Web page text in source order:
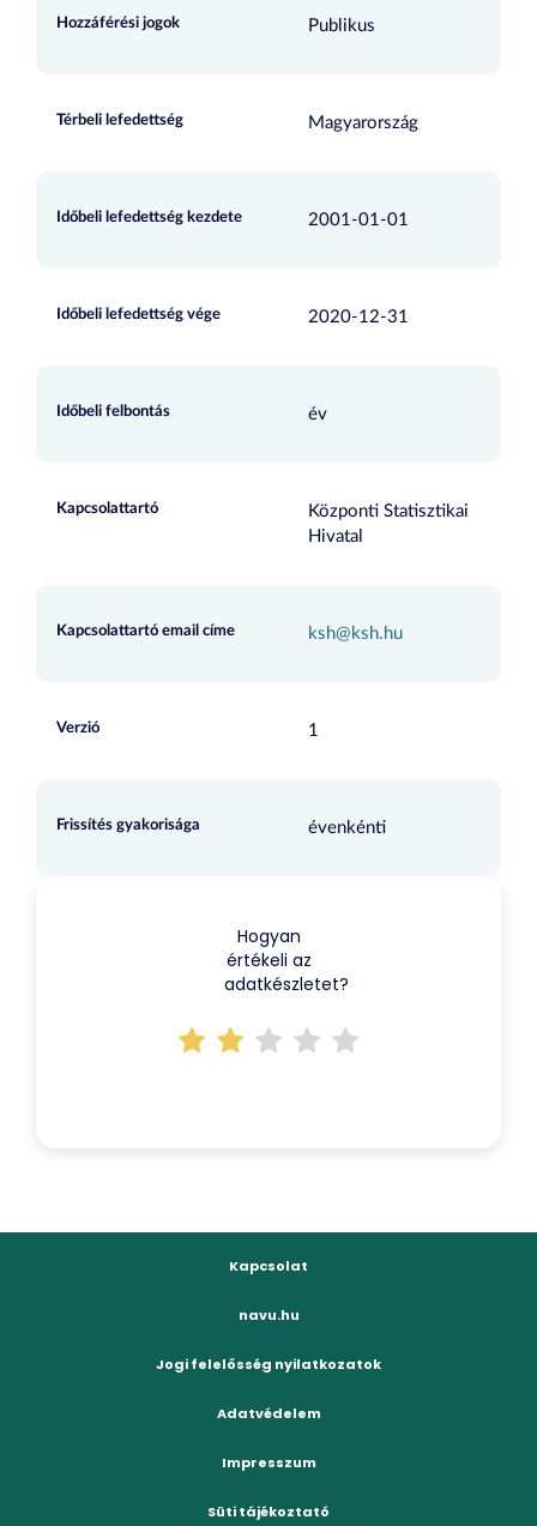
Hozzáférési jogok Publikus
Térbeli lefedettség Magyarország
Időbeli lefedettség kezdete 2001-01-01
Időbeli lefedettség vége 2020-12-31
Időbeli felbontás év
Kapcsolattartó
Központi Statisztikai
Hivatal
Kapcsolattartó email címe ksh@ksh.hu
Verzió 1
Frissítés gyakorisága évenkénti
Hogyan
értékeli az
adatkészletet?
Kapcsolat
navu.hu
Jogi felelősség nyilatkozatok
Adatvédelem
Impresszum
Süti tájékoztató